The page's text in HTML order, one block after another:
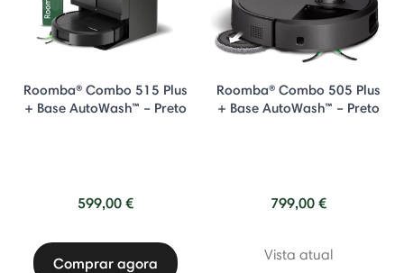
Roomba® Combo 515 Plus
+ Base AutoWash™ – Preto
599,00 €
Comprar agora
Roomba® Combo 505 Plus
+ Base AutoWash™ – Preto
799,00 €
Vista atual